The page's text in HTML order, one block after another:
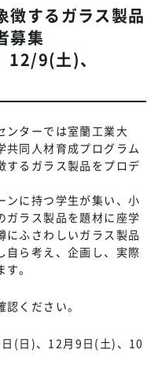
徴するガラス製品
募集
12/9(土)、
ンターでは室蘭工業大
共同人材育成プログラム
するガラス製品をプロデ
ンに持つ学生が集い、小
ガラス製品を題材に座学
にふさわしいガラス製品
自ら考え、企画し、実際
。
ください。
(日)、12月9日(土)、10